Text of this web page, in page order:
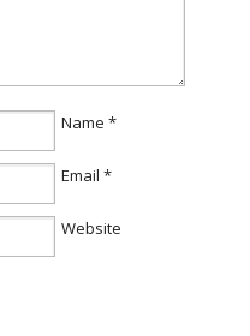
Name *
Email *
Website